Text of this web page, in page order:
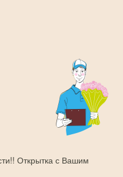
Открытка с Вашим